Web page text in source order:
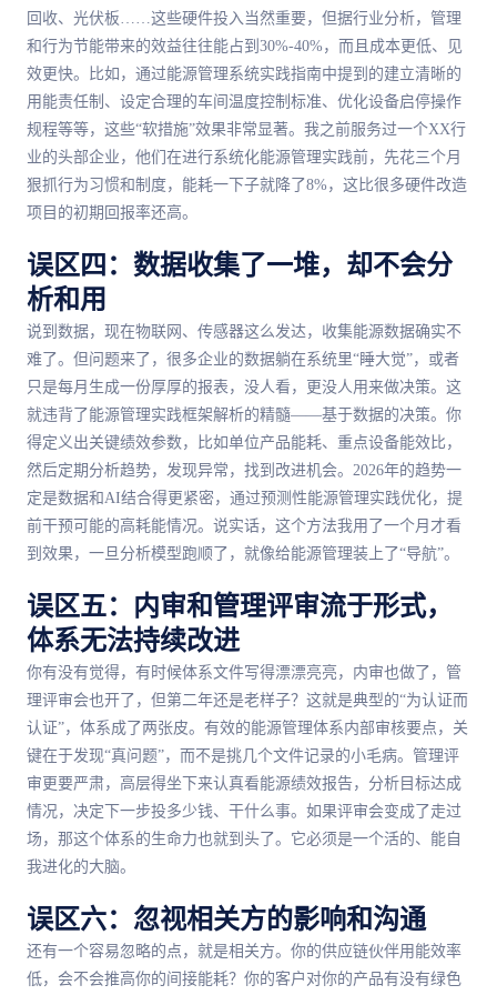
回收、光伏板……这些硬件投入当然重要，但据行业分析，管理
和行为节能带来的效益往往能占到30%-40%，而且成本更低、见
效更快。比如，通过能源管理系统实践指南中提到的建立清晰的
用能责任制、设定合理的车间温度控制标准、优化设备启停操作
规程等等，这些“软措施”效果非常显著。我之前服务过一个XX行
业的头部企业，他们在进行系统化能源管理实践前，先花三个月
狠抓行为习惯和制度，能耗一下子就降了8%，这比很多硬件改造
项目的初期回报率还高。
误区四：数据收集了一堆，却不会分
析和用
说到数据，现在物联网、传感器这么发达，收集能源数据确实不
难了。但问题来了，很多企业的数据躺在系统里“睡大觉”，或者
只是每月生成一份厚厚的报表，没人看，更没人用来做决策。这
就违背了能源管理实践框架解析的精髓——基于数据的决策。你
得定义出关键绩效参数，比如单位产品能耗、重点设备能效比，
然后定期分析趋势，发现异常，找到改进机会。2026年的趋势一
定是数据和AI结合得更紧密，通过预测性能源管理实践优化，提
前干预可能的高耗能情况。说实话，这个方法我用了一个月才看
到效果，一旦分析模型跑顺了，就像给能源管理装上了“导航”。
误区五：内审和管理评审流于形式，
体系无法持续改进
你有没有觉得，有时候体系文件写得漂漂亮亮，内审也做了，管
理评审会也开了，但第二年还是老样子？这就是典型的“为认证而
认证”，体系成了两张皮。有效的能源管理体系内部审核要点，关
键在于发现“真问题”，而不是挑几个文件记录的小毛病。管理评
审更要严肃，高层得坐下来认真看能源绩效报告，分析目标达成
情况，决定下一步投多少钱、干什么事。如果评审会变成了走过
场，那这个体系的生命力也就到头了。它必须是一个活的、能自
我进化的大脑。
误区六：忽视相关方的影响和沟通
还有一个容易忽略的点，就是相关方。你的供应链伙伴用能效率
低，会不会推高你的间接能耗？你的客户对你的产品有没有绿色